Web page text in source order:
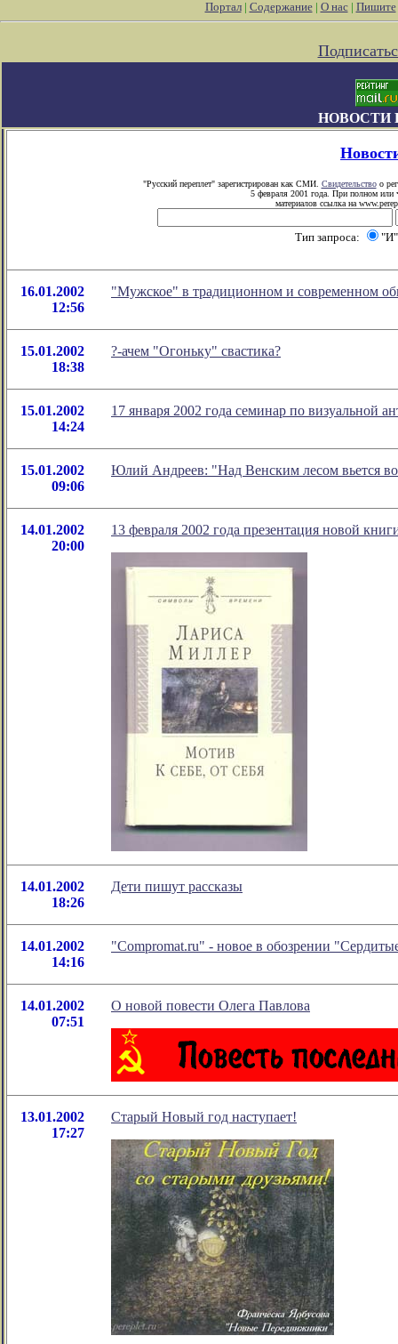
Портал| Содержание| О нас| Пишите
НОВОСТИ
"Русский переплет" зарегистрирован как СМИ. Свидетельствоо
5 февраля 2001 года. При полном или
материалов ссылка на
Тип запроса:
16.01.2002
12:56
"Мужское" в традиционном и современном
15.01.2002
18:38
?-ачем "Огоньку" свастика?
15.01.2002
14:24
17 января 2002 года семинар по визуальной
15.01.2002
09:06
Юлий Андреев: "Над Венским лесом вьется
14.01.2002
20:00
13 февраля 2002 года презентация новой
14.01.2002
18:26
Дети пишут рассказы
14.01.2002
14:16
"Compromat.ru" - новое в обозрении
14.01.2002
07:51
О новой повести Олега Павлова
13.01.2002
17:27
Старый Новый год наступает!